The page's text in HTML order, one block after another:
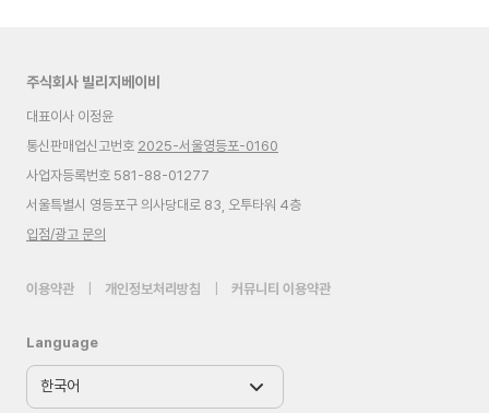
주식회사 빌리지베이비
대표이사 이정윤
통신판매업신고번호 2025-서울영등포-0160
사업자등록번호 581-88-01277
서울특별시 영등포구 의사당대로 83, 오투타워 4층
입점/광고 문의
이용약관 개인정보처리방침 커뮤니티 이용약관
Language